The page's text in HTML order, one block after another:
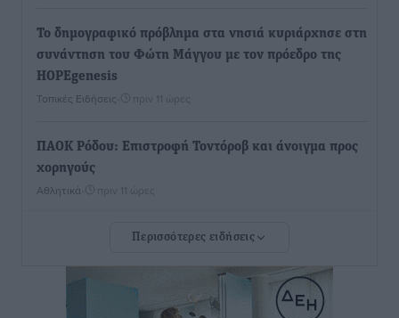
To δημογραφικό πρόβλημα στα νησιά κυριάρχησε στη
συνάντηση του Φώτη Μάγγου με τον πρόεδρο της
HOPEgenesis
Τοπικές Ειδήσεις πριν 11 ώρες
ΠΑΟΚ Ρόδου: Επιστροφή Τοντόροβ και άνοιγμα προς
χορηγούς
Αθλητικά πριν 11 ώρες
Rhodes Beyond Summer – Εκεί που το καλοκαίρι
Τοπικές Ειδήσεις
Περισσότερες ειδήσεις